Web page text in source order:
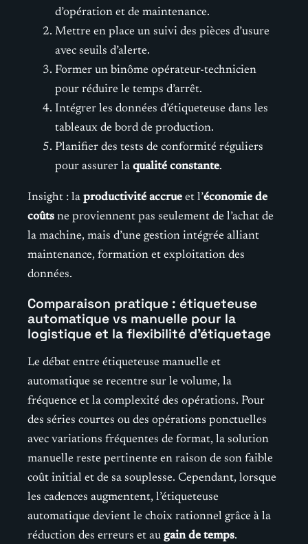
d’opération et de maintenance.
Mettre en place un suivi des pièces d’usure
avec seuils d’alerte.
Former un binôme opérateur-technicien
pour réduire le temps d’arrêt.
Intégrer les données d’étiqueteuse dans les
tableaux de bord de production.
Planifier des tests de conformité réguliers
pour assurer la qualité constante.
Insight : la productivité accrue et l’économie de
coûts ne proviennent pas seulement de l’achat de
la machine, mais d’une gestion intégrée alliant
maintenance, formation et exploitation des
données.
Comparaison pratique : étiqueteuse
automatique vs manuelle pour la
logistique et la flexibilité d’étiquetage
Le débat entre étiqueteuse manuelle et
automatique se recentre sur le volume, la
fréquence et la complexité des opérations. Pour
des séries courtes ou des opérations ponctuelles
avec variations fréquentes de format, la solution
manuelle reste pertinente en raison de son faible
coût initial et de sa souplesse. Cependant, lorsque
les cadences augmentent, l’étiqueteuse
automatique devient le choix rationnel grâce à la
réduction des erreurs et au gain de temps.